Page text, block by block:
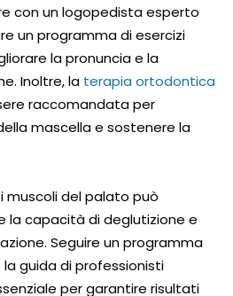
con un logopedista esperto
un programma di esercizi
la pronuncia e la
Inoltre, la terapia ortodontica
raccomandata per
mascella e sostenere la
muscoli del palato può
la capacità di deglutizione e
Seguire un programma
guida di professionisti
per garantire risultati